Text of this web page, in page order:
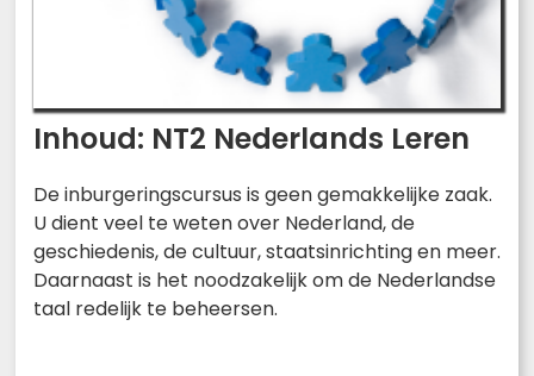
Inhoud: NT2 Nederlands Leren
De inburgeringscursus is geen gemakkelijke zaak.
U dient veel te weten over Nederland, de
geschiedenis, de cultuur, staatsinrichting en meer.
Daarnaast is het noodzakelijk om de Nederlandse
taal redelijk te beheersen.